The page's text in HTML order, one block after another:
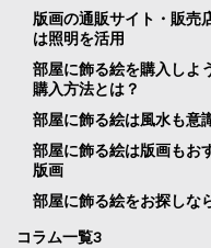
版画の通販サイト・販売
は照明を活用
部屋に飾る絵を購入しよ
購入方法とは？
部屋に飾る絵は風水も意
部屋に飾る絵は版画もお
版画
部屋に飾る絵をお探しな
コラム一覧3